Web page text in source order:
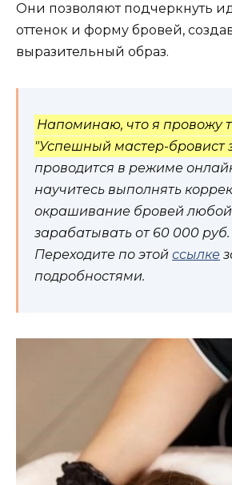
Они позволяют подчeркнуть
оттенок и форму бровей‚
выразитeльный образ.
Напоминаю, что я провожу
"Успешный мастер-бровист
проводится в режиме
научитесь выполнять
окрашивание бровей
зарабатывать от 60 000
Переходите по этой ссылке
подробностями.